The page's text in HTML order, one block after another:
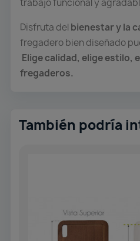
trabajo funcional y
Disfruta del bienestar y la
fregadero bien diseñado
Elige calidad, elige estilo,
fregaderos.
También podría